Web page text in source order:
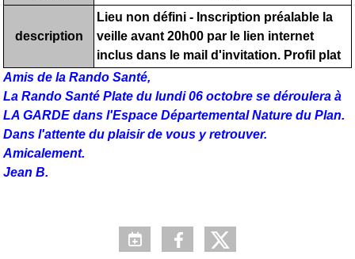
description
Lieu non défini - Inscription préalable la
veille avant 20h00 par le lien internet
inclus dans le mail d'invitation. Profil plat
Amis de la Rando Santé,
La Rando Santé Plate du lundi 06 octobre se déroulera à
LA GARDE dans l'Espace Départemental Nature du Plan.
Dans l'attente du plaisir de vous y retrouver.
Amicalement.
Jean B.